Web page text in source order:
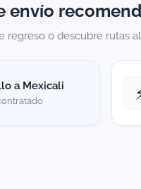
envío
regreso o descubre rutas
a Mexicali